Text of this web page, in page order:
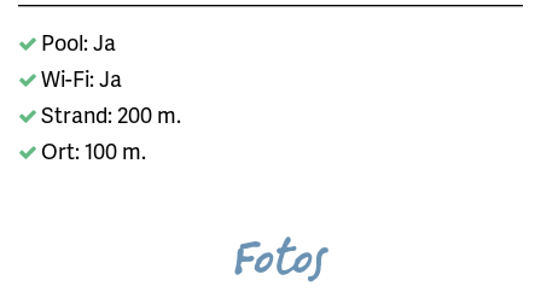
Pool: Ja
Wi-Fi: Ja
Strand: 200 m.
Ort: 100 m.
Fotos